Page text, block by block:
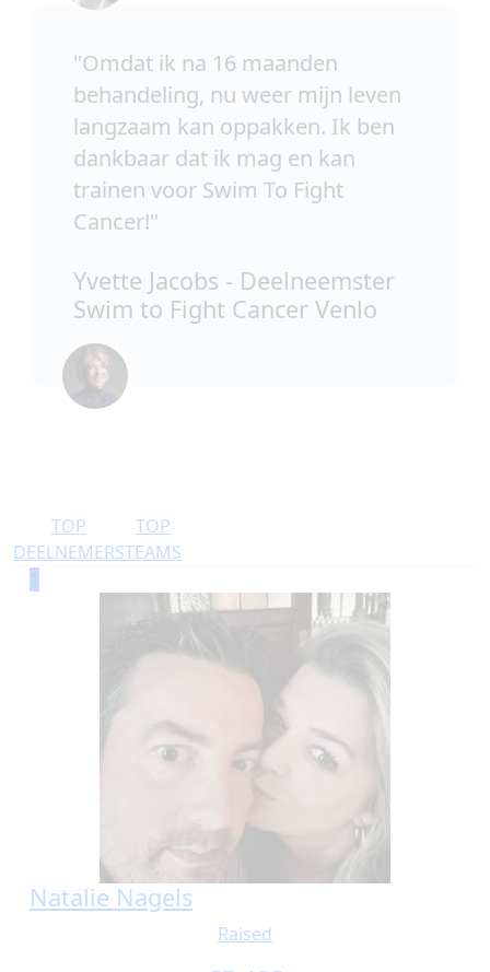
"Omdat ik na 16 maanden
behandeling, nu weer mijn leven
langzaam kan oppakken. Ik ben
dankbaar dat ik mag en kan
trainen voor Swim To Fight
Cancer!"
Yvette Jacobs - Deelneemster
Swim to Fight Cancer Venlo
TOP
DEELNEMERS
TOP
TEAMS
1
Natalie Nagels
Raised